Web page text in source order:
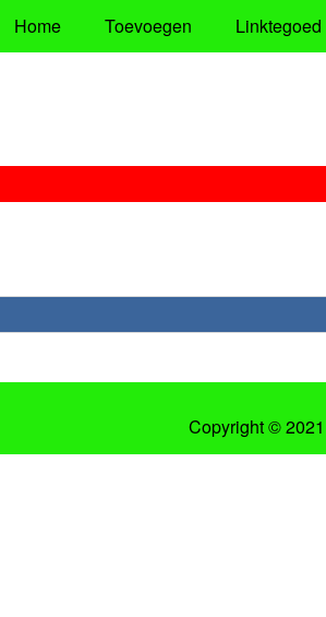
Home Toevoegen
Copyright ©